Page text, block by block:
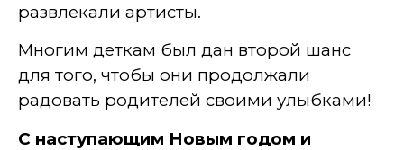
развлекали артисты.
Многим деткам был дан второй шанс
для того, чтобы они продолжали
радовать родителей своими улыбками!
С наступающим Новым годом и